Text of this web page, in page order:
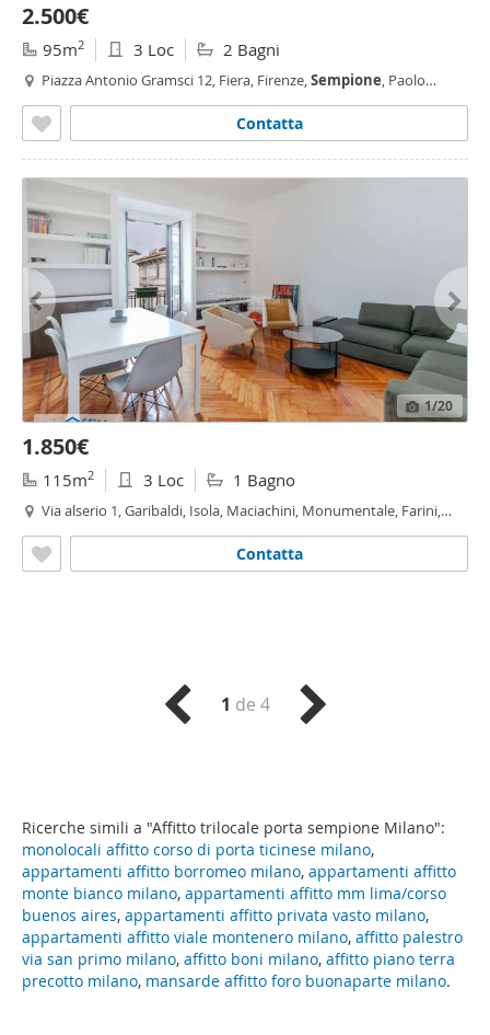
Ricerche simili a "Affitto trilocale porta sempione Milano":
monolocali affitto corso di porta ticinese milano,
appartamenti affitto borromeo milano, appartamenti affitto
monte bianco milano, appartamenti affitto mm lima/corso
buenos aires, appartamenti affitto privata vasto milano,
appartamenti affitto viale montenero milano, affitto palestro
via san primo milano, affitto boni milano, affitto piano terra
precotto milano, mansarde affitto foro buonaparte milano.
2.500€
95m2 3 Loc 2 Bagni
Piazza Antonio Gramsci 12, Fiera, Firenze,Sempione, Paolo
Contatta
1/20
1.850€
115m2 3 Loc 1 Bagno
Via alserio 1, Garibaldi, Isola, Maciachini, Monumentale, Farini,
Contatta
1 de 4